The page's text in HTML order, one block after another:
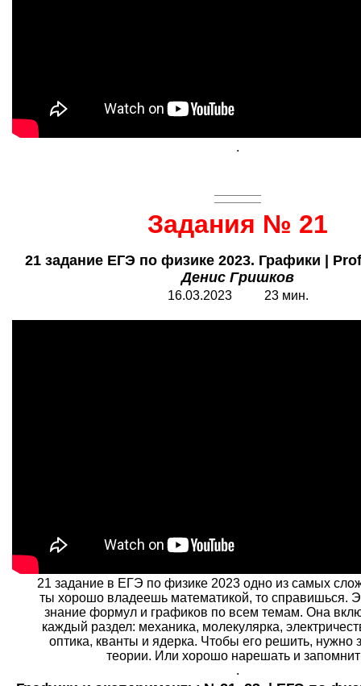
.
Задания № 21
21 задание ЕГЭ по физике 2023. Графики |
Денис Гришков
16.03.2023 23 мин.
21 задание в ЕГЭ по физике 2023 одно из самых
ты хорошо владеешь математикой, то справишься.
знание формул и графиков по всем темам. Она
каждый раздел: механика, молекулярка,
оптика, кванты и ядерка. Чтобы его решить, нужно
теории. Или хорошо нарешать и
.